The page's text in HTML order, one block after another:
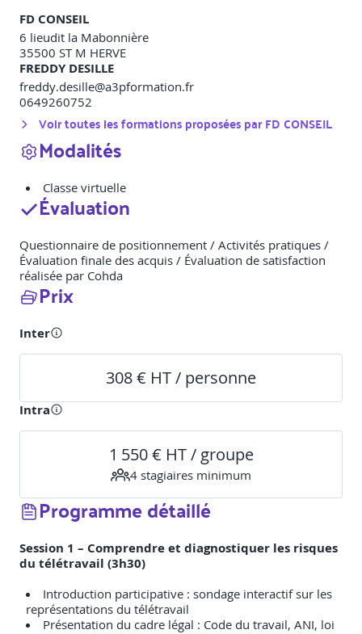
FD CONSEIL
6 lieudit la Mabonnière
35500 ST M HERVE
FREDDY DESILLE
freddy.desille@a3pformation.fr
0649260752
Voir toutes les formations proposées parFD CONSEIL
Modalités
Classe virtuelle
Évaluation
Questionnaire de positionnement / Activités pratiques /
Évaluation finale des acquis / Évaluation de satisfaction
réalisée par Cohda
Prix
Inter
308 € HT / personne
Intra
1 550 € HT / groupe
4 stagiaires minimum
Programme détaillé
Session 1 – Comprendre et diagnostiquer les risques
du télétravail (3h30)
Introduction participative : sondage interactif sur les
représentations du télétravail
Présentation du cadre légal : Code du travail, ANI, loi